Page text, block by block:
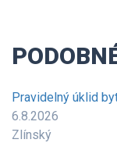
Pravidelný úklid
6.8.2026
Zlínský